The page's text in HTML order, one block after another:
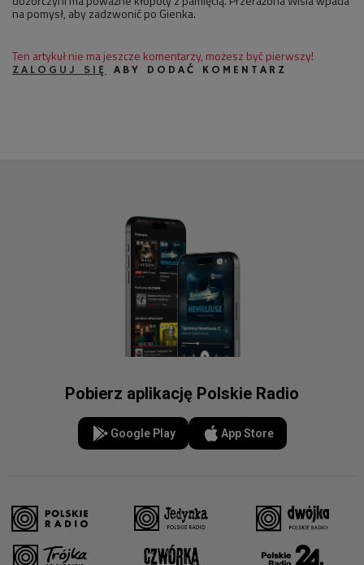
na pomysł, aby zadzwonić po Gienka.
Ten artykuł nie ma jeszcze komentarzy, możesz być pierwszy!
ZALOGUJ SIĘ ABY DODAĆ KOMENTARZ
Pobierz aplikację Polskie Radio
Google Play App Store